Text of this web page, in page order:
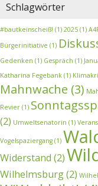
Schlagwörter
#bautkeinscheiß! (1) 2025 (1)
Bürgerinitiative (1)
Gedenken (1) Gespräch (1)
Katharina Fegebank (1)
Mahnwache (3)
Revier (1)
(2) Umweltsenatorin (1)
Vogelspaziergang (1)
Widerstand (2)
Wilhelmsburg(2)